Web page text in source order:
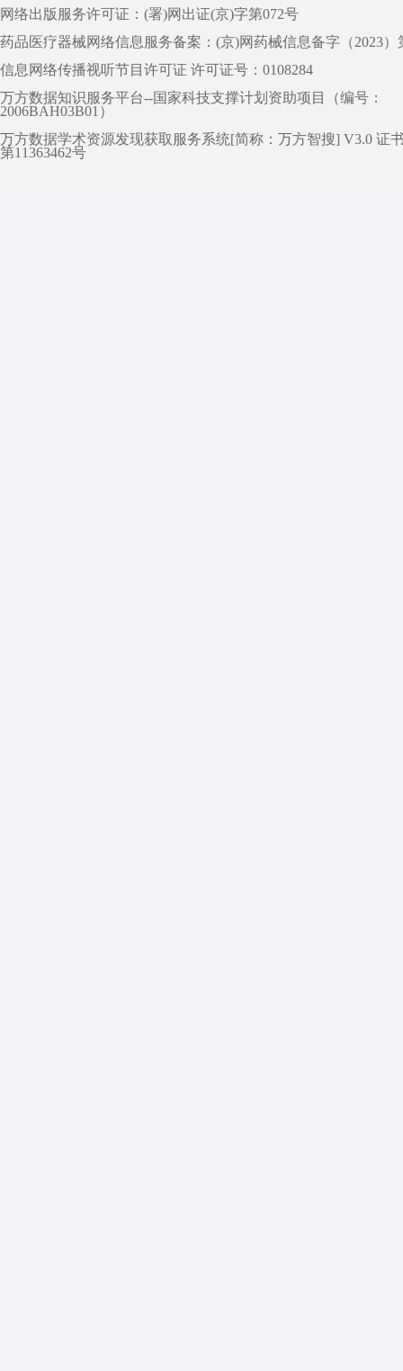
网络出版服务许可证：(署)网出证(京)字第072号
药品医疗器械网络信息服务备案：(京)网药械信息备字（2023）
信息网络传播视听节目许可证 许可证号：0108284
万方数据知识服务平台--国家科技支撑计划资助项目（编号：
2006BAH03B01）
万方数据学术资源发现获取服务系统[简称：万方智搜] V3.0 证
第11363462号